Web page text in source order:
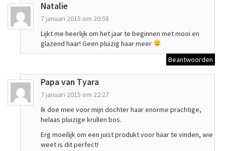
Natalie
7 januari 2015 om 20:58
Lijkt me heerlijk om het jaar te beginnen met mooi en
glazend haar! Geen pluizig haar meer
Beantwoorden
Papa van Tyara
7 januari 2015 om 22:27
Ik doe mee voor mijn dochter haar enorme prachtige,
helaas pluizige krullen bos.
Erg moeilijk om een juist produkt voor haar te vinden, wie
weet is dit perfect!